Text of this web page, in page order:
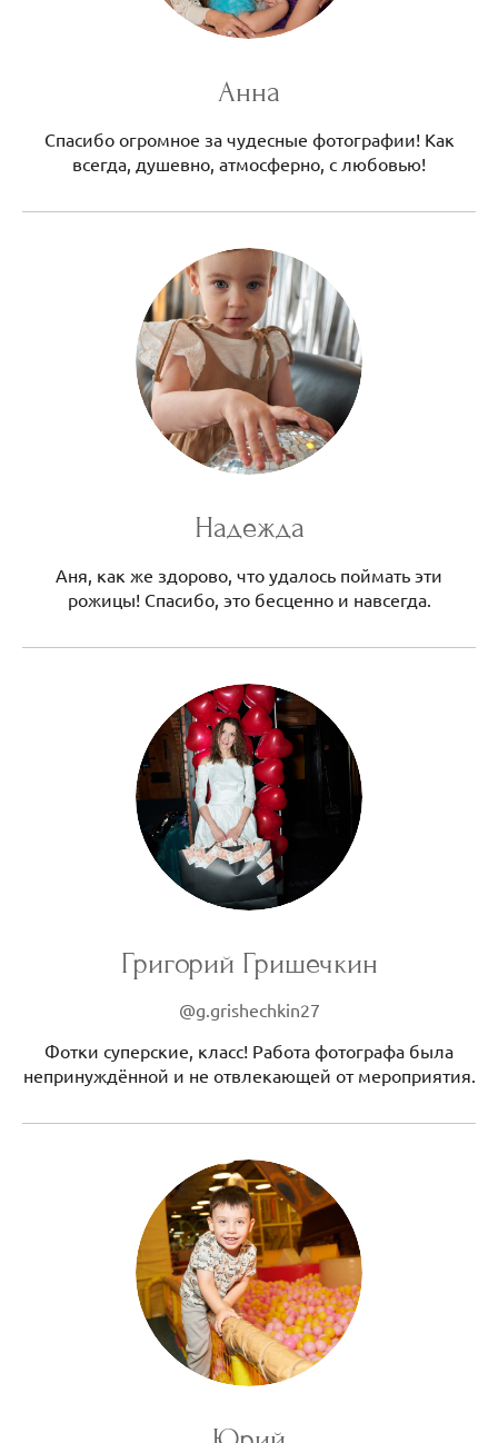
Анна
Спасибо огромное за чудесные фотографии! Как
всегда, душевно, атмосферно, с любовью!
Надежда
Аня, как же здорово, что удалось поймать эти
рожицы! Спасибо, это бесценно и навсегда.
Григорий Гришечкин
@g.grishechkin27
Фотки суперские, класс! Работа фотографа была
непринуждённой и не отвлекающей от мероприятия.